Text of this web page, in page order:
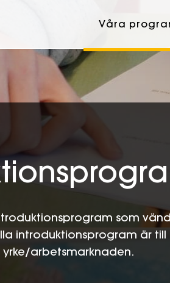
Våra
som
introduktionsprogram är
arbetsmarknaden.